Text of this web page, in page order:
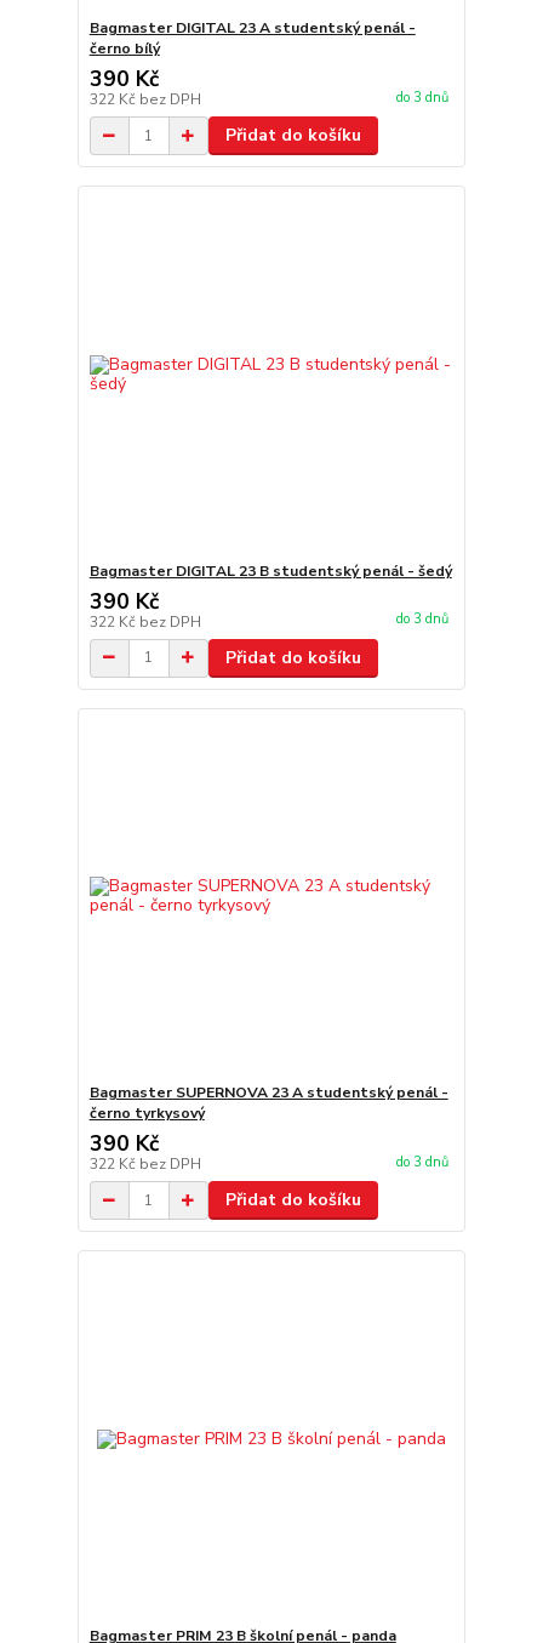
Bagmaster DIGITAL 23 A studentský penál -
černo bílý
390 Kč
322 Kč bez DPH do 3 dnů
Přidat do košíku
Bagmaster DIGITAL 23 B studentský penál - šedý
390 Kč
322 Kč bez DPH do 3 dnů
Přidat do košíku
Bagmaster SUPERNOVA 23 A studentský penál -
černo tyrkysový
390 Kč
322 Kč bez DPH do 3 dnů
Přidat do košíku
Bagmaster PRIM 23 B školní penál - panda